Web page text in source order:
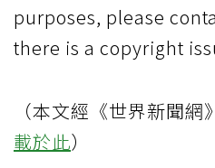
purposes, please
there is a copyright
（本文經《世界新聞網
載於此）